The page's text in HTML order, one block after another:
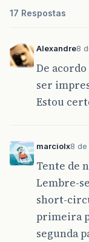
17 Respostas
Alexandre8
De
ser
Estou
marciolx8 de
Tente de
Lembre-
short-
primeira
segunda